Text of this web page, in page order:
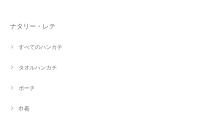
ナタリー・レテ
すべてのハンカチ
タオルハンカチ
ポーチ
巾着